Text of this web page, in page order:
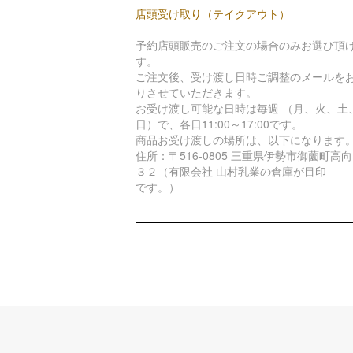
店頭受け取り（テイクアウト）
予約店頭販売のご注文の場合のみお選び頂
す。
ご注文後、受け渡し日時ご調整のメールを
りさせていただきます。
お受け渡し可能な日時は毎週 （月、火、土、
日）で、各日11:00～17:00です。
商品お受け渡しの場所は、以下になります。
住所：〒516-0805 三重県伊勢市御薗町高向
３２（有限会社 山村乳業の倉庫が目印
です。）